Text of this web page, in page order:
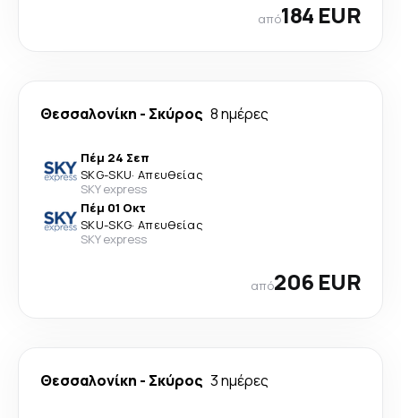
από184 EUR
Θεσσαλονίκη - Σκύρος 8 ημέρες
Πέμ 24 Σεπ
SKG-SKU· Απευθείας
SKY express
Πέμ 01 Οκτ
SKU-SKG· Απευθείας
SKY express
από206 EUR
Θεσσαλονίκη - Σκύρος 3 ημέρες